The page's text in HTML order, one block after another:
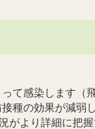
て感染します（
の効果が減弱
より詳細に把握